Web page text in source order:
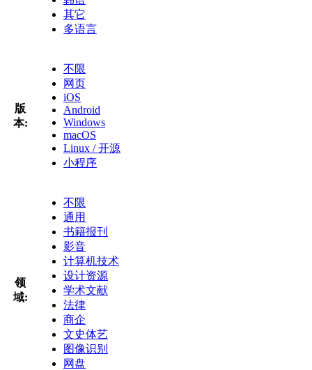
其它
多语言
版
本:
不限
网页
iOS
Android
Windows
macOS
Linux / 开源
小程序
领
域:
不限
通用
书籍报刊
影音
计算机技术
设计资源
学术文献
法律
商企
文史体艺
图像识别
网盘